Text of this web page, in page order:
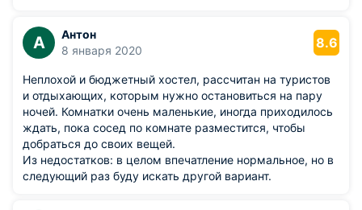
А
Антон
8 января 2020
8.6
Неплохой и бюджетный хостел, рассчитан на туристов
и отдыхающих, которым нужно остановиться на пару
ночей. Комнатки очень маленькие, иногда приходилось
ждать, пока сосед по комнате разместится, чтобы
добраться до своих вещей.
Из недостатков: в целом впечатление нормальное, но в
следующий раз буду искать другой вариант.